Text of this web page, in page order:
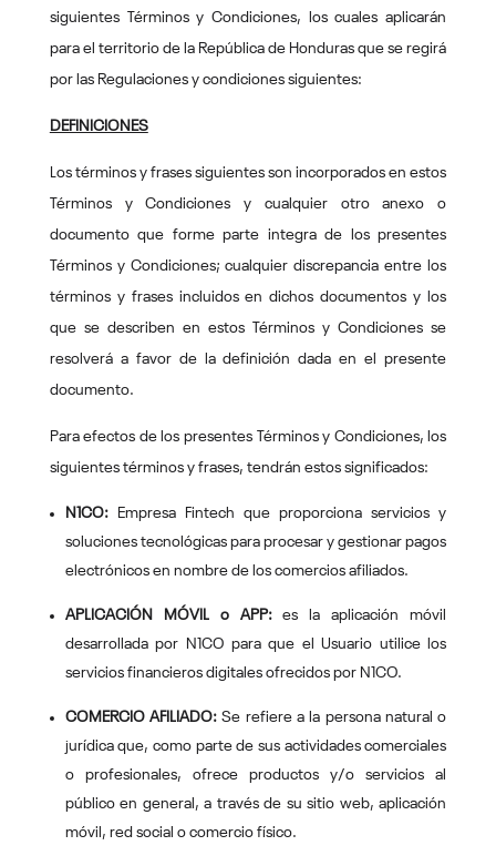
siguientes Términos y Condiciones, los cuales aplicarán
para el territorio de la República de Honduras que se regirá
por las Regulaciones y condiciones siguientes:
DEFINICIONES
Los términos y frases siguientes son incorporados en estos
Términos y Condiciones y cualquier otro anexo o
documento que forme parte integra de los presentes
Términos y Condiciones; cualquier discrepancia entre los
términos y frases incluidos en dichos documentos y los
que se describen en estos Términos y Condiciones se
resolverá a favor de la definición dada en el presente
documento.
Para efectos de los presentes Términos y Condiciones, los
siguientes términos y frases, tendrán estos significados:
N1CO:Empresa Fintech que proporciona servicios y
soluciones tecnológicas para procesar y gestionar pagos
electrónicos en nombre de los comercios afiliados.
APLICACIÓN MÓVIL o APP:es la aplicación móvil
desarrollada por N1CO para que el Usuario utilice los
servicios financieros digitales ofrecidos por N1CO.
COMERCIO AFILIADO: Se refiere a la persona natural o
jurídica que, como parte de sus actividades comerciales
o profesionales, ofrece productos y/o servicios al
público en general, a través de su sitio web, aplicación
móvil, red social o comercio físico.